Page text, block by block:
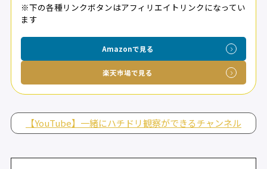
※下の各種リンクボタンはアフィリエイトリンクになってい
ます
Amazonで見る
楽天市場で見る
【YouTube】一緒にハチドリ観察ができるチャンネル